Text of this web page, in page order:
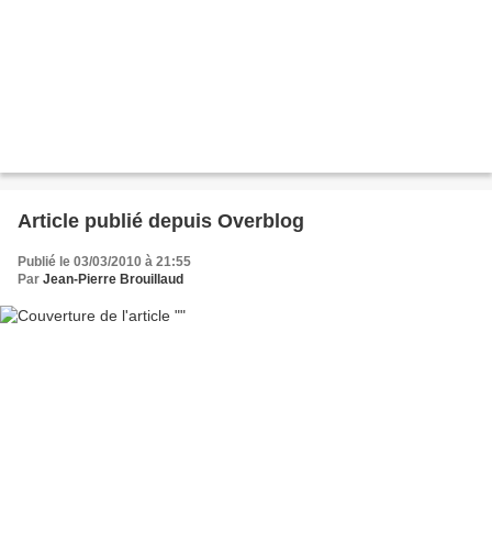
Article publié depuis Overblog
Publié le 03/03/2010 à 21:55
Par Jean-Pierre Brouillaud